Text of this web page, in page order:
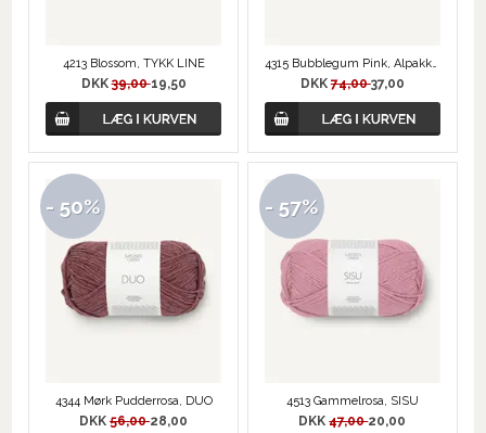
4213 Blossom, TYKK LINE
DKK39,0019,50
4315 Bubblegum Pink, Alpakka Følgetråd
DKK74,0037,00
- 50%
4344 Mørk Pudderrosa, DUO
DKK56,0028,00
- 57%
4513 Gammelrosa, SISU
DKK47,0020,00